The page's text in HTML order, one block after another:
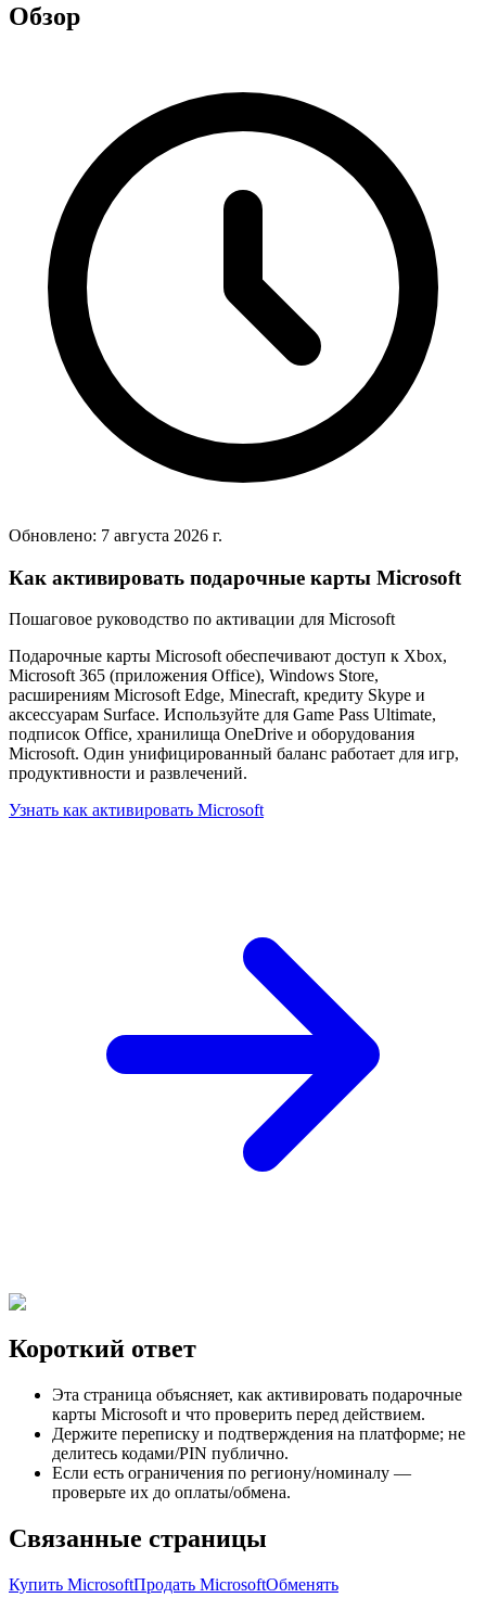
Обзор
Обновлено: 7 августа 2026 г.
Как активировать подарочные карты Microsoft
Пошаговое руководство по активации для Microsoft
Подарочные карты Microsoft обеспечивают доступ к Xbox,
Microsoft 365 (приложения Office), Windows Store,
расширениям Microsoft Edge, Minecraft, кредиту Skype и
аксессуарам Surface. Используйте для Game Pass Ultimate,
подписок Office, хранилища OneDrive и оборудования
Microsoft. Один унифицированный баланс работает для игр,
продуктивности и развлечений.
Узнать как активировать Microsoft
Короткий ответ
Эта страница объясняет, как активировать подарочные
карты Microsoft и что проверить перед действием.
Держите переписку и подтверждения на платформе; не
делитесь кодами/PIN публично.
Если есть ограничения по региону/номиналу —
проверьте их до оплаты/обмена.
Связанные страницы
Купить MicrosoftПродать MicrosoftОбменять